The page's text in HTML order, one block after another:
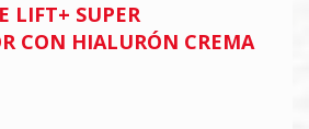
LIFT+ SUPER
CON HIALURÓN CREMA